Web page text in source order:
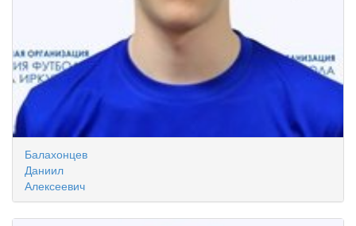
Балахонцев
Даниил
Алексеевич